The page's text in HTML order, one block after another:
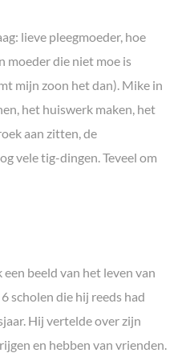
lieve pleegmoeder, hoe
moeder die niet moe is
mijn zoon het dan). Mike in
het huiswerk maken, het
aan zitten, de
vele tig-dingen. Teveel om
beeld van het leven van
scholen die hij reeds had
Hij vertelde over zijn
en hebben van vrienden.